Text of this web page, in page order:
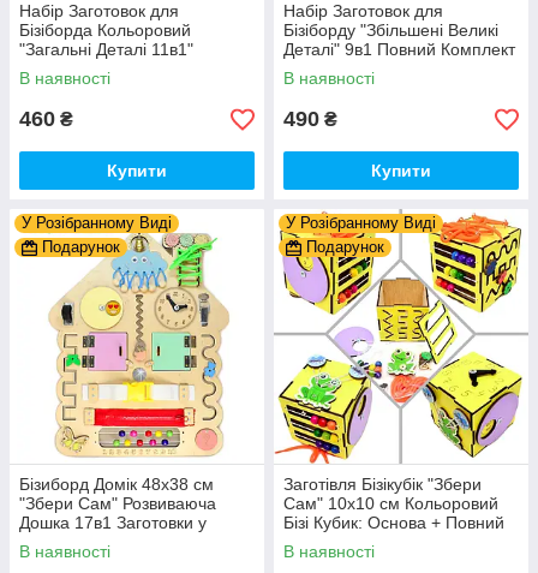
Набір Заготовок для
Бізіборда Кольоровий
"Загальні Деталі 11в1"
Базовий Комплект (+Клей,
Шурупи) Набiр Заготівель
для Бiзiкуба
В наявності
460 ₴
Купити
Набір Заготовок для
Бізіборду "Збільшені Великі
Деталі" 9в1 Повний Комплект
+ Всі Кріплення
В наявності
490 ₴
Купити
У Розібранному Виді
Подарунок
Бізиборд Домік 48x38 см
"Збери Сам" Розвиваюча
Дошка 17в1 Заготовки у
Разобранному вигляді +
Деталі та Фарба
В наявності
У Розібранному Виді
Подарунок
Заготівля Бізікубік "Збери
Сам" 10х10 см Кольоровий
Бізі Кубик: Основа + Повний
Комплект (в Розібраному
Виді) Кубік Бізи, Жовтий
В наявності